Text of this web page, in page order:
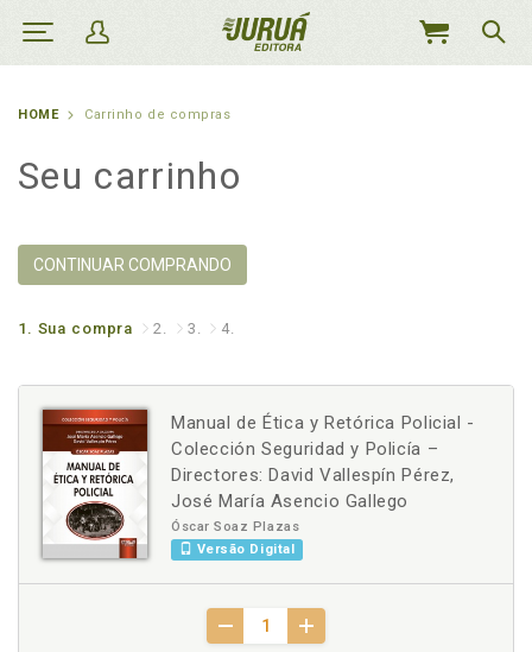
MEU
HOME Carrinho de compras
Seu carrinho
CONTINUAR COMPRANDO
1. Sua compra 2. 3. 4.
Manual de Ética y Retórica Policial -
Colección Seguridad y Policía –
Directores: David Vallespín Pérez,
José María Asencio Gallego
Óscar Soaz Plazas
Versão Digital